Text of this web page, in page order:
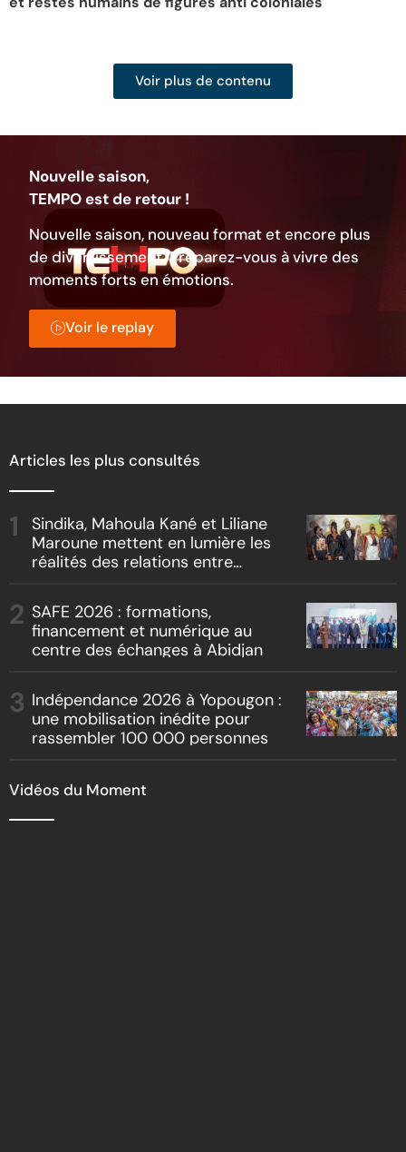
Voir plus de contenu
Nouvelle saison,
TEMPO est de retour !
Nouvelle saison, nouveau format et encore plus
de divertissement. Préparez-vous à vivre des
moments forts en émotions.
Voir le replay
Articles les plus consultés
Sindika, Mahoula Kané et Liliane
Maroune mettent en lumière les
réalités des relations entre
« Boss vs Boss »
SAFE 2026 : formations,
financement et numérique au
centre des échanges à Abidjan
Indépendance 2026 à Yopougon :
une mobilisation inédite pour
rassembler 100 000 personnes
Vidéos du Moment